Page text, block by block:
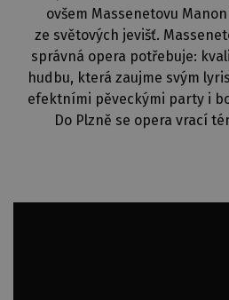
ovšem Massenetovu
ze světových jevišť.
správná opera potřebuje:
hudbu, která zaujme svým
efektními pěveckými party i
Do Plzně se opera vrací